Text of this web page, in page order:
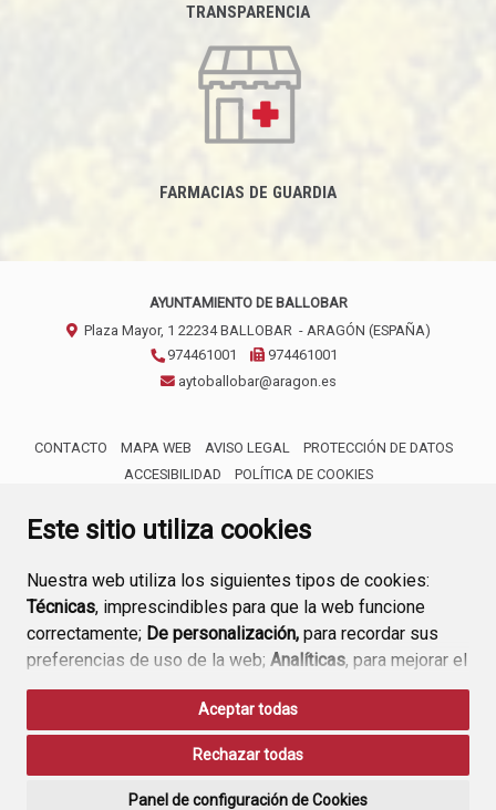
Este sitio utiliza cookies
Nuestra web utiliza los siguientes tipos de cookies:
Técnicas, imprescindibles para que la web funcione
correctamente; De personalización, para recordar sus
preferencias de uso de la web; Analíticas, para mejorar el
funcionamiento de la web y sus servicios.
Si acepta pulsando el botón“Aceptar todas”
consideramos que acepta su uso. Si pulsa el botón
Aceptar todas
Rechazar todas
Panel de configuración de Cookies
TRANSPARENCIA
FARMACIAS DE GUARDIA
AYUNTAMIENTO DE BALLOBAR
Plaza Mayor, 1 22234 BALLOBAR - ARAGÓN (ESPAÑA)
974461001
974461001
aytoballobar@aragon.es
CONTACTO MAPA WEB AVISO LEGAL
PROTECCIÓN DE DATOS
ACCESIBILIDAD
POLÍTICA DE COOKIES